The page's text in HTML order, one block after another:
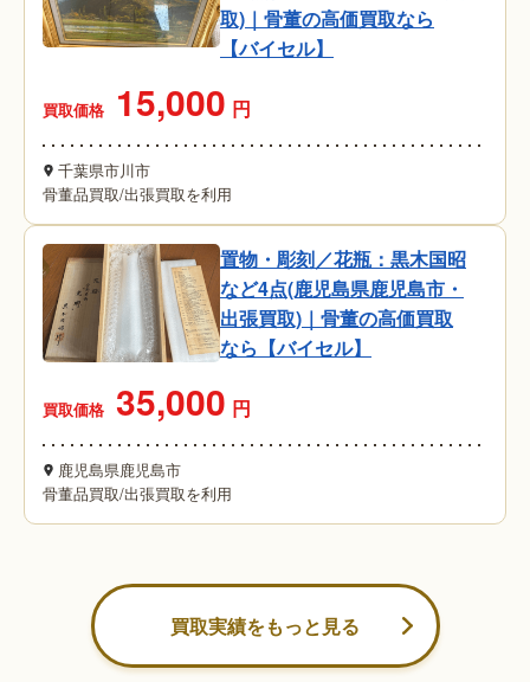
取)｜骨董の高価買取なら
【バイセル】
買取価格 15,000 円
千葉県市川市
骨董品買取/出張買取を利用
置物・彫刻／花瓶：黒木国昭
など4点(鹿児島県鹿児島市・
出張買取)｜骨董の高価買取
なら【バイセル】
買取価格 35,000 円
鹿児島県鹿児島市
骨董品買取/出張買取を利用
買取実績をもっと見る